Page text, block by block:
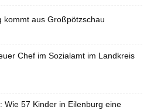
kommt aus Großpötzschau
Chef im Sozialamt im Landkreis
Wie 57 Kinder in Eilenburg eine